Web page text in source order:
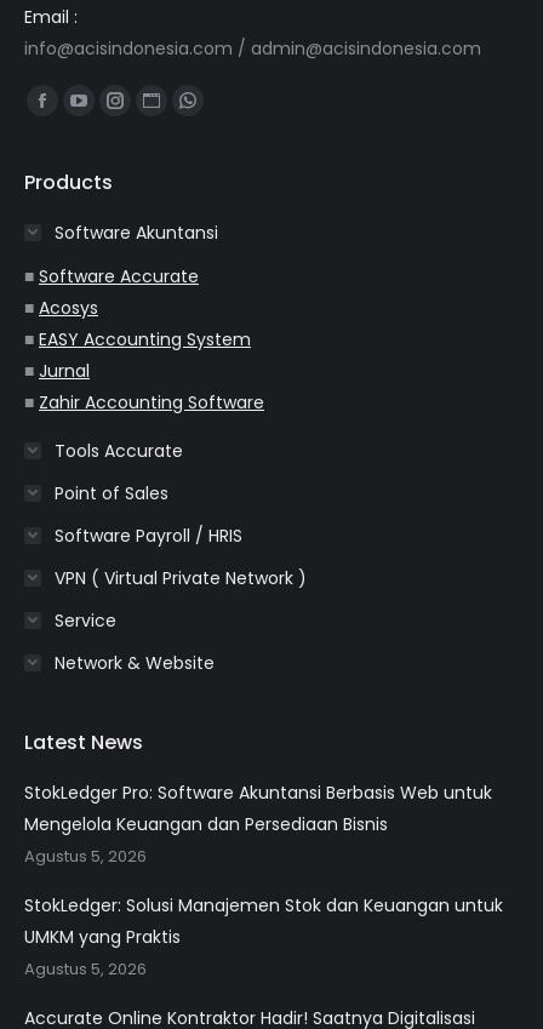
Email :
info@acisindonesia.com / admin@acisindonesia.com
Find us on:
Facebook
opens
new
window
YouTube
opens
new
window
Instagram
new
window
Website
new
window
Whatsapp
new
window
Products
Software Akuntansi
■ Software Accurate
■ Acosys
■ EASY Accounting System
■ Jurnal
■ Zahir Accounting Software
Tools Accurate
Point of Sales
Software Payroll / HRIS
VPN ( Virtual Private Network )
Service
Network & Website
Latest News
StokLedger Pro: Software Akuntansi Berbasis Web untuk
Mengelola Keuangan dan Persediaan Bisnis
Agustus 5, 2026
StokLedger: Solusi Manajemen Stok dan Keuangan untuk
UMKM yang Praktis
Agustus 5, 2026
Accurate Online Kontraktor Hadir! Saatnya Digitalisasi